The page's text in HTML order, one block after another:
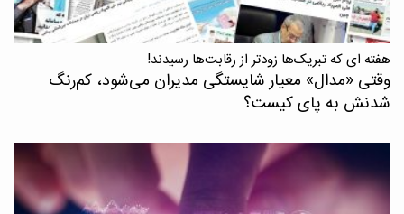
هفته ای که تبریک‌ها زودتر از رقابت‌ها رسیدند!
وقتی «مدال‌» معیار شایستگی مدیران می‌شود، کم‌رنگ
شدنش به پای کیست؟